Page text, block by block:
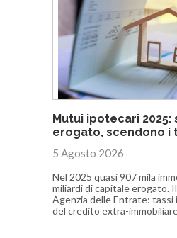
Mutui ipotecari
erogato, scendono i
5 Agosto 2026
Nel 2025 quasi 907 mila
miliardi di capitale erogato.
Agenzia delle Entrate: tassi
del credito extra-